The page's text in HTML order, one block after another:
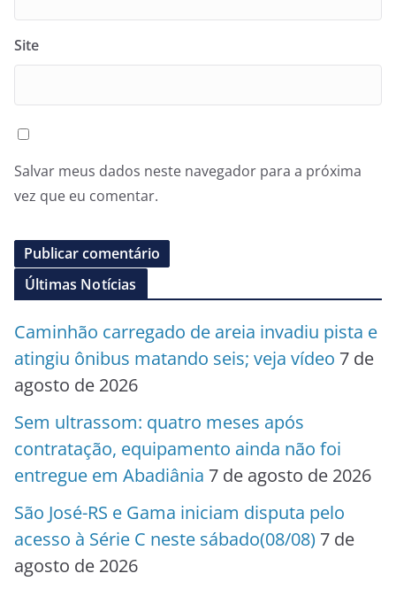
Site
Salvar meus dados neste navegador para a próxima
vez que eu comentar.
Últimas Notícias
Caminhão carregado de areia invadiu pista e
atingiu ônibus matando seis; veja vídeo 7 de
agosto de 2026
Sem ultrassom: quatro meses após
contratação, equipamento ainda não foi
entregue em Abadiânia 7 de agosto de 2026
São José-RS e Gama iniciam disputa pelo
acesso à Série C neste sábado(08/08) 7 de
agosto de 2026